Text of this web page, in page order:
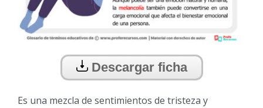
Descargar ficha
Es una mezcla de sentimientos de tristeza y